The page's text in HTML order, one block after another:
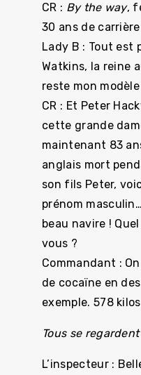
CR : By the way,
30 ans de carrière
Lady B : Tout est
Watkins, la reine
reste mon
CR : Et Peter
cette grande
maintenant 83
anglais mort
son fils Peter,
prénom
beau navire !
vous ?
Commandant :
de cocaïne en
exemple. 578
Tous se
L’inspecteur :